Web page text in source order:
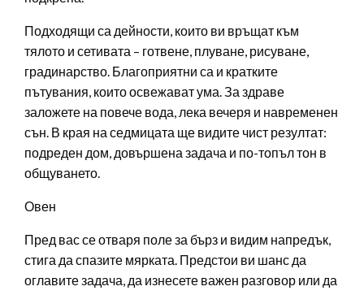
Подходящи са дейности, които ви връщат към
тялото и сетивата – готвене, плуване, рисуване,
градинарство. Благоприятни са и кратките
пътувания, които освежават ума. За здраве
заложете на повече вода, лека вечеря и навременен
сън. В края на седмицата ще видите чист резултат:
подреден дом, довършена задача и по-топъл тон в
общуването.
Овен
Пред вас се отваря поле за бърз и видим напредък,
стига да спазите мярката. Предстои ви шанс да
оглавите задача, да изнесете важен разговор или да